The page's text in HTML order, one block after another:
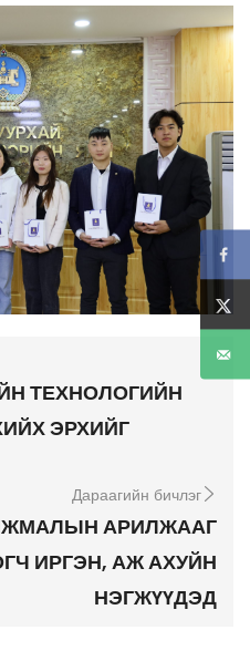
ТЕХНОЛОГИЙН
ЭРХИЙГ
Дараагийн бичлэг
АРИЛЖААГ
ИРГЭН, АЖ АХУЙН
НЭГЖҮҮДЭД